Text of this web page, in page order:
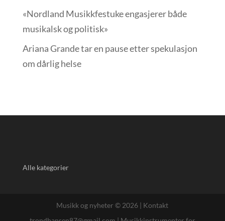
«Nordland Musikkfest­uke engasjerer både
musikalsk og politisk»
Ariana Grande tar en pause etter spekulasjon
om dårlig helse
Alle kategorier
Musikk og nyheter © 2026 | Kontakt